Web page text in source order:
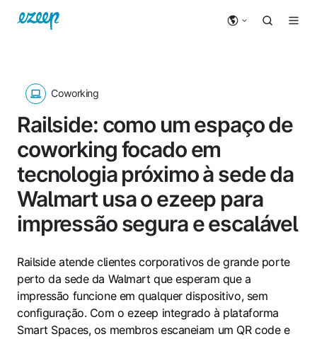
Coworking
Railside: como um espaço de
coworking focado em
tecnologia próximo à sede da
Walmart usa o ezeep para
impressão segura e escalável
Railside atende clientes corporativos de grande porte
perto da sede da Walmart que esperam que a
impressão funcione em qualquer dispositivo, sem
configuração. Com o ezeep integrado à plataforma
Smart Spaces, os membros escaneiam um QR code e